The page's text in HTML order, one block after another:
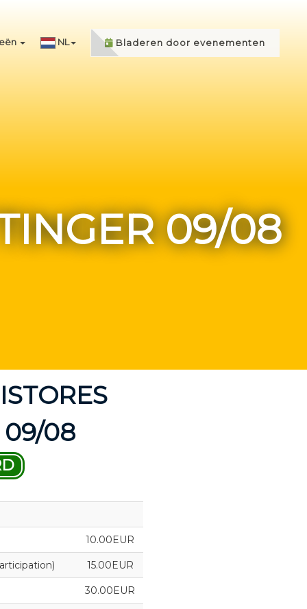
NL Bladeren door evenementen
09/08
09/08
10.00EUR
15.00EUR
30.00EUR